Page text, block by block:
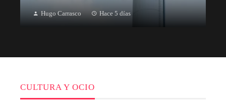
Hugo Carrasco Hace 5 días
CULTURA Y OCIO